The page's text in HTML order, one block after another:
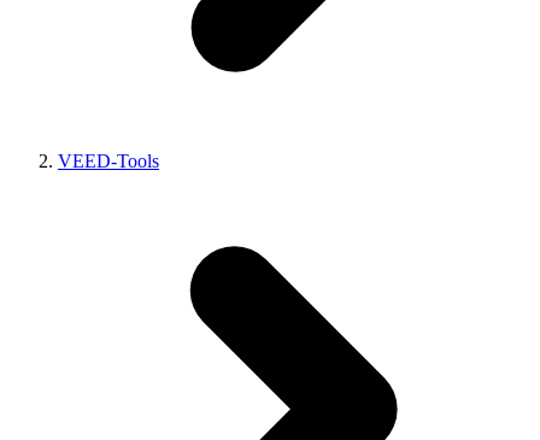
VEED-Tools